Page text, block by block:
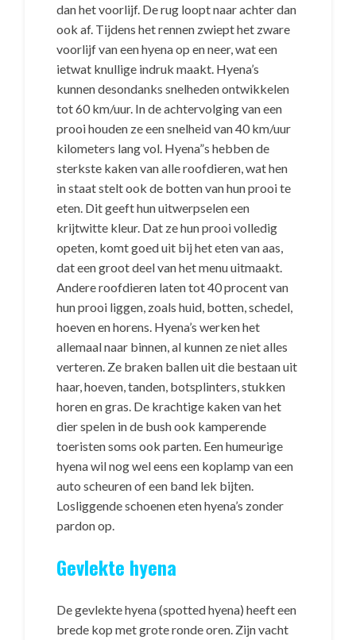
dan het voorlijf. De rug loopt naar achter dan
ook af. Tijdens het rennen zwiept het zware
voorlijf van een hyena op en neer, wat een
ietwat knullige indruk maakt. Hyena’s
kunnen desondanks snelheden ontwikkelen
tot 60 km/uur. In de achtervolging van een
prooi houden ze een snelheid van 40 km/uur
kilometers lang vol. Hyena”s hebben de
sterkste kaken van alle roofdieren, wat hen
in staat stelt ook de botten van hun prooi te
eten. Dit geeft hun uitwerpselen een
krijtwitte kleur. Dat ze hun prooi volledig
opeten, komt goed uit bij het eten van aas,
dat een groot deel van het menu uitmaakt.
Andere roofdieren laten tot 40 procent van
hun prooi liggen, zoals huid, botten, schedel,
hoeven en horens. Hyena’s werken het
allemaal naar binnen, al kunnen ze niet alles
verteren. Ze braken ballen uit die bestaan uit
haar, hoeven, tanden, botsplinters, stukken
horen en gras. De krachtige kaken van het
dier spelen in de bush ook kamperende
toeristen soms ook parten. Een humeurige
hyena wil nog wel eens een koplamp van een
auto scheuren of een band lek bijten.
Losliggende schoenen eten hyena’s zonder
pardon op.
Gevlekte hyena
De gevlekte hyena (spotted hyena) heeft een
brede kop met grote ronde oren. Zijn vacht